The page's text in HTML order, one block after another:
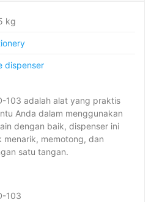
kg
dispenser
103 adalah alat yang praktis
Anda dalam menggunakan
dengan baik, dispenser ini
menarik, memotong, dan
satu tangan.
103